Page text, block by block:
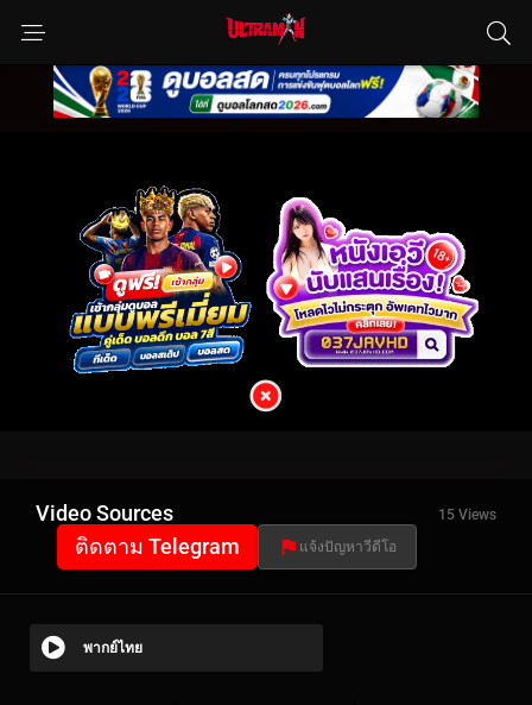
Video Sources 15 Views
ติดตาม Telegram แจ้งปัญหาวีดีโอ
พากย์ไทย